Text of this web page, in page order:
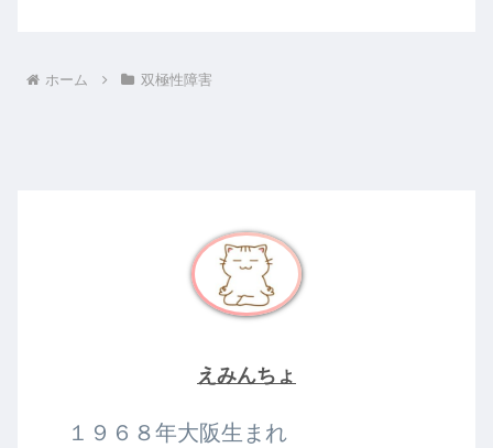
ホーム 双極性障害
えみんちょ
１９６８年大阪生まれ